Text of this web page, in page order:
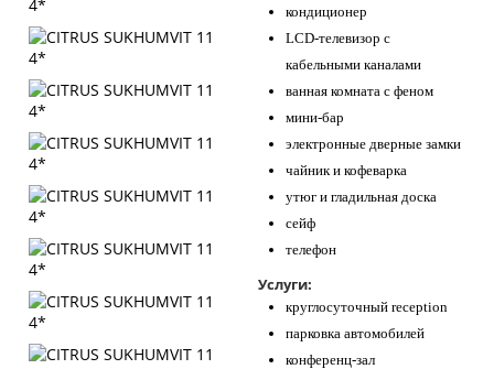
кондиционер
LCD-телевизор с
кабельными каналами
ванная комната с феном
мини-бар
электронные дверные замки
чайник и кофеварка
утюг и гладильная доска
сейф
телефон
Услуги:
круглосуточный reception
парковка автомобилей
конференц-зал